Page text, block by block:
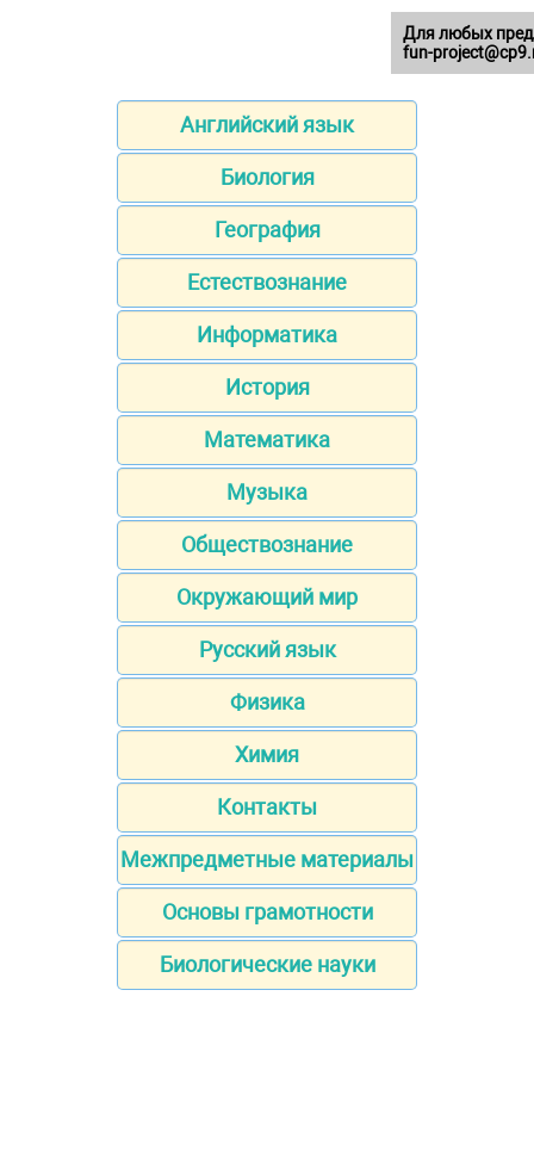
Английский язык
Биология
География
Естествознание
Информатика
История
Математика
Музыка
Обществознание
Окружающий мир
Русский язык
Физика
Химия
Контакты
Межпредметные материалы
Основы грамотности
Биологические науки
Для любых
fun-